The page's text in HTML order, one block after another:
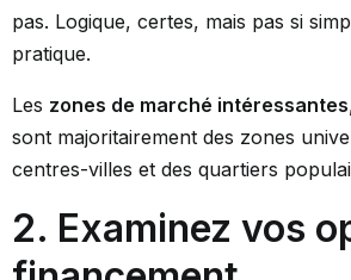
pas. Logique, certes, mais pas si
pratique.
Les zones de marché intéressantes
sont majoritairement des zones
centres-villes et des quartiers
2. Examinez vos